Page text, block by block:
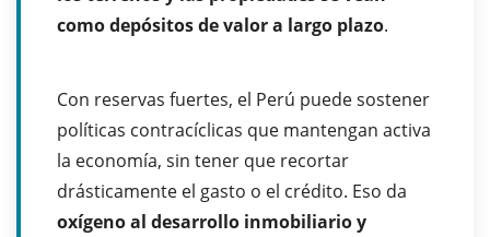
como depósitos de valor a largo plazo.
Con reservas fuertes, el Perú puede sostener
políticas contracíclicas que mantengan activa
la economía, sin tener que recortar
drásticamente el gasto o el crédito. Eso da
oxígeno al desarrollo inmobiliario y